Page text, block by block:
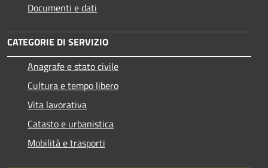
Documenti e dati
CATEGORIE DI SERVIZIO
Anagrafe e stato civile
Cultura e tempo libero
Vita lavorativa
Catasto e urbanistica
Mobilità e trasporti